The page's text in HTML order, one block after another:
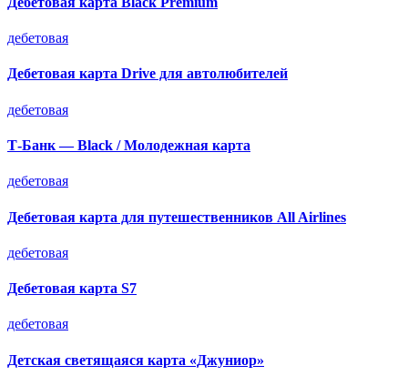
дебетовая
Дебетовая карта Drive для автолюбителей
дебетовая
Т-Банк — Black / Молодежная карта
дебетовая
Дебетовая карта для путешественников All Airlines
дебетовая
Дебетовая карта S7
дебетовая
Детская светящаяся карта «Джуниор»